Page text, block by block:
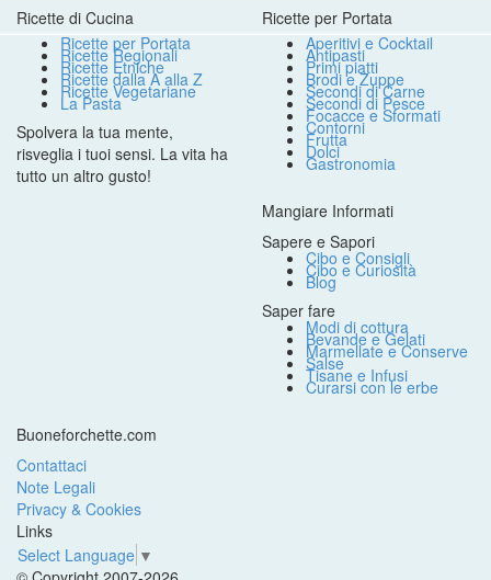
Ricette di Cucina
Ricette per Portata
Ricette Regionali
Ricette Etniche
Ricette dalla A alla Z
Ricette Vegetariane
La Pasta
Spolvera la tua mente,
risveglia i tuoi sensi. La vita ha
tutto un altro gusto!
Ricette per Portata
Aperitivi e Cocktail
Antipasti
Primi piatti
Brodi e Zuppe
Secondi di Carne
Secondi di Pesce
Focacce e Sformati
Contorni
Frutta
Dolci
Gastronomia
Mangiare Informati
Sapere e Sapori
Cibo e Consigli
Cibo e Curiosità
Blog
Saper fare
Modi di cottura
Bevande e Gelati
Marmellate e Conserve
Salse
Tisane e Infusi
Curarsi con le erbe
Buoneforchette.com
Contattaci
Note Legali
Privacy & Cookies
Links
Select Language ▼